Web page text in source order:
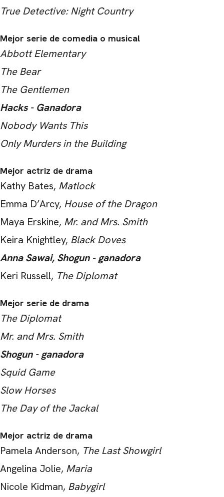
True Detective: Night Country
Mejor serie de comedia o musical
Abbott Elementary
The Bear
The Gentlemen
Hacks - Ganadora
Nobody Wants This
Only Murders in the Building
Mejor actriz de drama
Kathy Bates, Matlock
Emma D’Arcy, House of the Dragon
Maya Erskine, Mr. and Mrs. Smith
Keira Knightley, Black Doves
Anna Sawai, Shogun - ganadora
Keri Russell, The Diplomat
Mejor serie de drama
The Diplomat
Mr. and Mrs. Smith
Shogun - ganadora
Squid Game
Slow Horses
The Day of the Jackal
Mejor actriz de drama
Pamela Anderson, The Last Showgirl
Angelina Jolie, Maria
Nicole Kidman, Babygirl